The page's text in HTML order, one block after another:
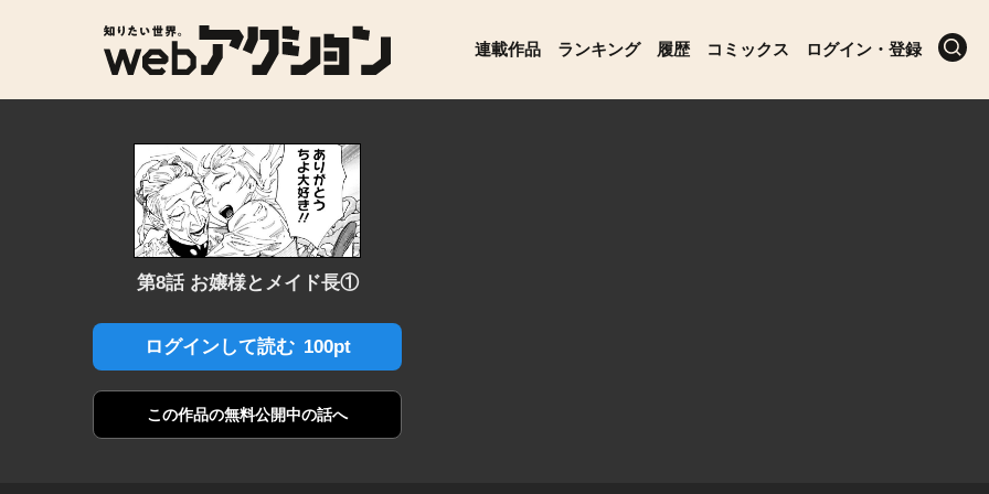
連載作品 ランキング 履歴 コミックス ログイン・登録
第8話 お嬢様とメイド長①
ログインして読む 100pt
この作品の無料公開中の話へ